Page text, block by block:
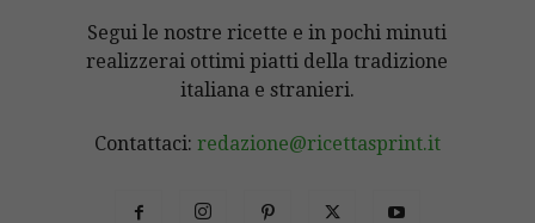
Segui le nostre ricette e in pochi minuti
realizzerai ottimi piatti della tradizione
italiana e stranieri.
Contattaci: redazione@ricettasprint.it